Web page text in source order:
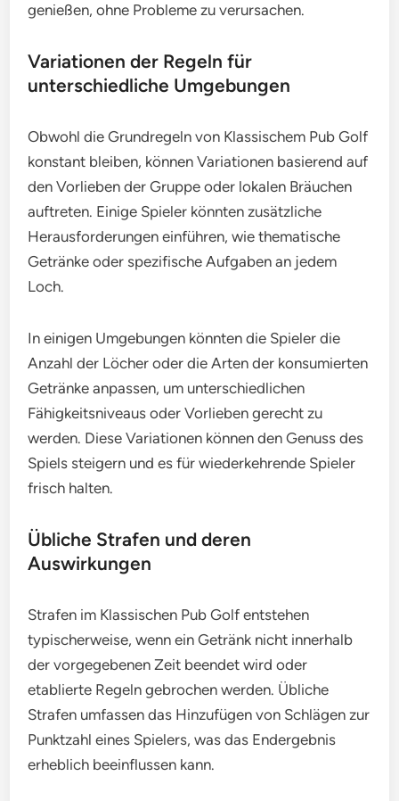
genießen, ohne Probleme zu verursachen.
Variationen der Regeln für
unterschiedliche Umgebungen
Obwohl die Grundregeln von Klassischem Pub Golf
konstant bleiben, können Variationen basierend auf
den Vorlieben der Gruppe oder lokalen Bräuchen
auftreten. Einige Spieler könnten zusätzliche
Herausforderungen einführen, wie thematische
Getränke oder spezifische Aufgaben an jedem
Loch.
In einigen Umgebungen könnten die Spieler die
Anzahl der Löcher oder die Arten der konsumierten
Getränke anpassen, um unterschiedlichen
Fähigkeitsniveaus oder Vorlieben gerecht zu
werden. Diese Variationen können den Genuss des
Spiels steigern und es für wiederkehrende Spieler
frisch halten.
Übliche Strafen und deren
Auswirkungen
Strafen im Klassischen Pub Golf entstehen
typischerweise, wenn ein Getränk nicht innerhalb
der vorgegebenen Zeit beendet wird oder
etablierte Regeln gebrochen werden. Übliche
Strafen umfassen das Hinzufügen von Schlägen zur
Punktzahl eines Spielers, was das Endergebnis
erheblich beeinflussen kann.